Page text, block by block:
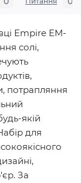
Empire EM-
солі,
потрапляння
якій
для
За